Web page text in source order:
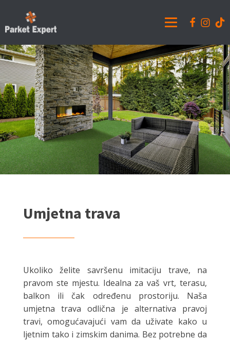
Umjetna trava
Ukoliko želite savršenu imitaciju trave, na
pravom ste mjestu. Idealna za vaš vrt, terasu,
balkon ili čak određenu prostoriju. Naša
umjetna trava odlična je alternativa pravoj
travi, omogućavajući vam da uživate kako u
ljetnim tako i zimskim danima. Bez potrebne da